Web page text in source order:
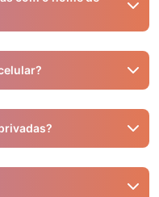
Apenas o nome
no iPhone e
e privadas. Basta